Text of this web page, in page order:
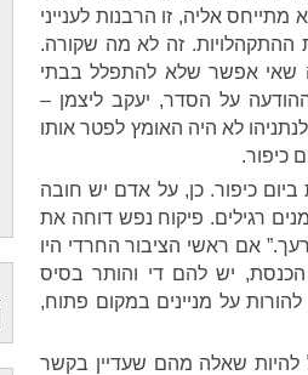
אליה, זו הרבנות לענייני
ההתקהלויות. זה לא מה שקורה.
שאי אפשר שלא להתפלל בבתי
על הסדר, יעקב ליצמן –
לא היה האומץ לפטר אותו
כיפור.
כיפור. כן, על אדם יש חובה
רגילים. פיקוח נפש דוחה את
אם ראשי הציבור החרדי היו
יש להם די והותר בסיס
להורות על מניינים במקום פתוח,
להיות שאלה מהם שעדיין בקשר